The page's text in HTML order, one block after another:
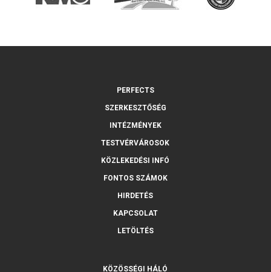
PERFECTS
SZERKESZTŐSÉG
INTÉZMÉNYEK
TESTVÉRVÁROSOK
KÖZLEKEDÉSI INFÓ
FONTOS SZÁMOK
HIRDETÉS
KAPCSOLAT
LETÖLTÉS
KÖZÖSSÉGI HÁLÓ